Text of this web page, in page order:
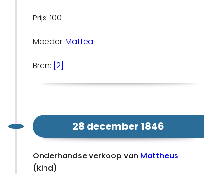
Prijs: 100
Moeder:Mattea
Bron: [2]
28 december 1846
Onderhandse verkoop van Mattheus
(kind)